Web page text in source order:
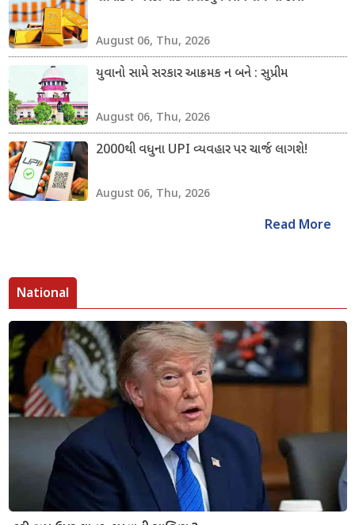
August 06, Thu, 2026
યુવાનો સામે સરકાર આક્રમક ન બને : સુપ્રીમ
August 06, Thu, 2026
2000થી વધુના UPI વ્યવહાર પર ચાર્જ લાગશે!
August 06, Thu, 2026
Read More
National